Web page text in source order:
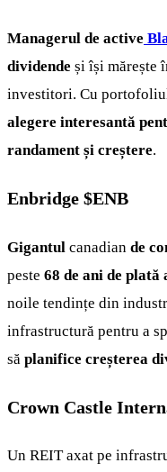
Managerul de active
dividende și își mărește
investitori. Cu
alegere interesantă
randament și creștere.
Enbridge $ENB
Gigantul canadian de
peste 68 de ani de plată
noile tendințe din
infrastructură pentru a
să planifice creșterea
Crown Castle
Un REIT axat pe